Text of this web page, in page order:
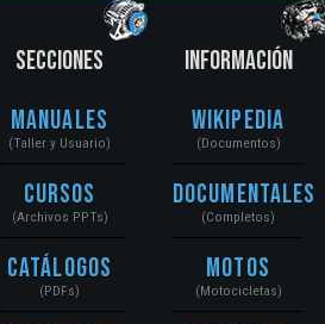
SECCIONES
Manuales
(Taller y Usuario)
Cursos
(Archivos PPTs)
Catálogos
(PDFs)
INFORMACIÓN
Wikipedia
(Documentos)
Documentales
(Completos)
Motos
(Motocicletas)